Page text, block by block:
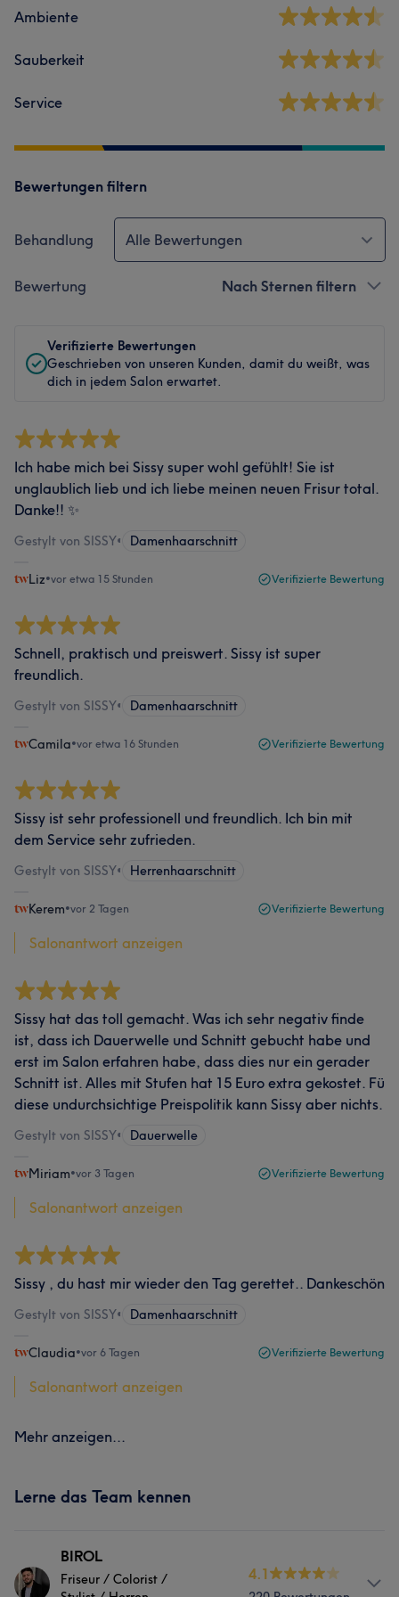
Ambiente
Sauberkeit
Service
Bewertungen filtern
Behandlung Alle Bewertungen
Bewertung Nach Sternen filtern
Verifizierte Bewertungen
Geschrieben von unseren Kunden, damit du weißt, was
dich in jedem Salon erwartet.
Ich habe mich bei Sissy super wohl gefühlt! Sie ist
unglaublich lieb und ich liebe meinen neuen Frisur total.
Danke!! ✨
Gestylt von SISSY• Damenhaarschnitt
Liz•vor etwa 15 Stunden Verifizierte Bewertung
Schnell, praktisch und preiswert. Sissy ist super
freundlich.
Gestylt von SISSY• Damenhaarschnitt
Camila•vor etwa 16 Stunden Verifizierte Bewertung
Sissy ist sehr professionell und freundlich. Ich bin mit
dem Service sehr zufrieden.
Gestylt von SISSY• Herrenhaarschnitt
Kerem•vor 2 Tagen Verifizierte Bewertung
Salonantwort anzeigen
Sissy hat das toll gemacht. Was ich sehr negativ finde
ist, dass ich Dauerwelle und Schnitt gebucht habe und
erst im Salon erfahren habe, dass dies nur ein gerader
Schnitt ist. Alles mit Stufen hat 15 Euro extra gekostet. Fü
diese undurchsichtige Preispolitik kann Sissy aber nichts.
Gestylt von SISSY• Dauerwelle
Miriam•vor 3 Tagen Verifizierte Bewertung
Salonantwort anzeigen
Sissy , du hast mir wieder den Tag gerettet.. Dankeschön
Gestylt von SISSY• Damenhaarschnitt
Claudia•vor 6 Tagen Verifizierte Bewertung
Salonantwort anzeigen
Mehr anzeigen...
Lerne das Team kennen
BIROL
Friseur / Colorist /
4.1